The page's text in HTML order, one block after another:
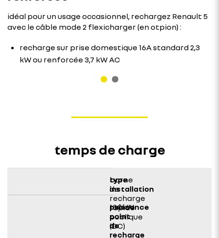
idéal pour un usage occasionnel, rechargez Renault 5
avec le câble mode 2 flexicharger (en otpion) :
recharge sur prise domestique 16A standard 2,3
kW ou renforcée 3,7 kW AC
temps de charge
borne
de
recharge
rapide
publique
(DC)
100kW